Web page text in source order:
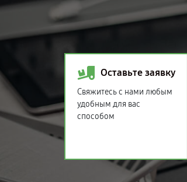
Оставьте заявку
Свяжитесь с нами любым
удобным для вас
способом